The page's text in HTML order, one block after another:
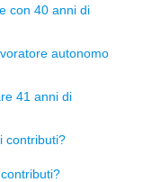
con 40 anni di
autonomo
41 anni di
contributi?